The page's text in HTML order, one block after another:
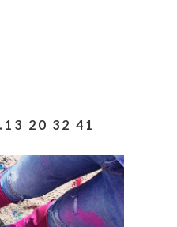
20 32 41